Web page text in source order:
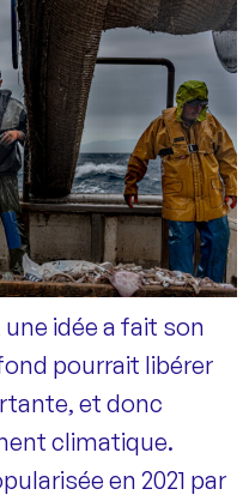
idée a fait son
pourrait libérer
et donc
climatique.
en 2021 par